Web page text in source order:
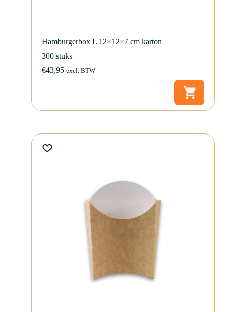
Hamburgerbox L 12×12×7 cm karton
300 stuks
€43,95 excl. BTW